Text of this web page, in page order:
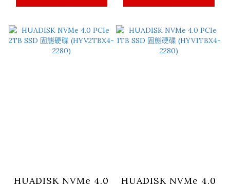
HUADISK NVMe 4.0 HUADISK NVMe 4.0